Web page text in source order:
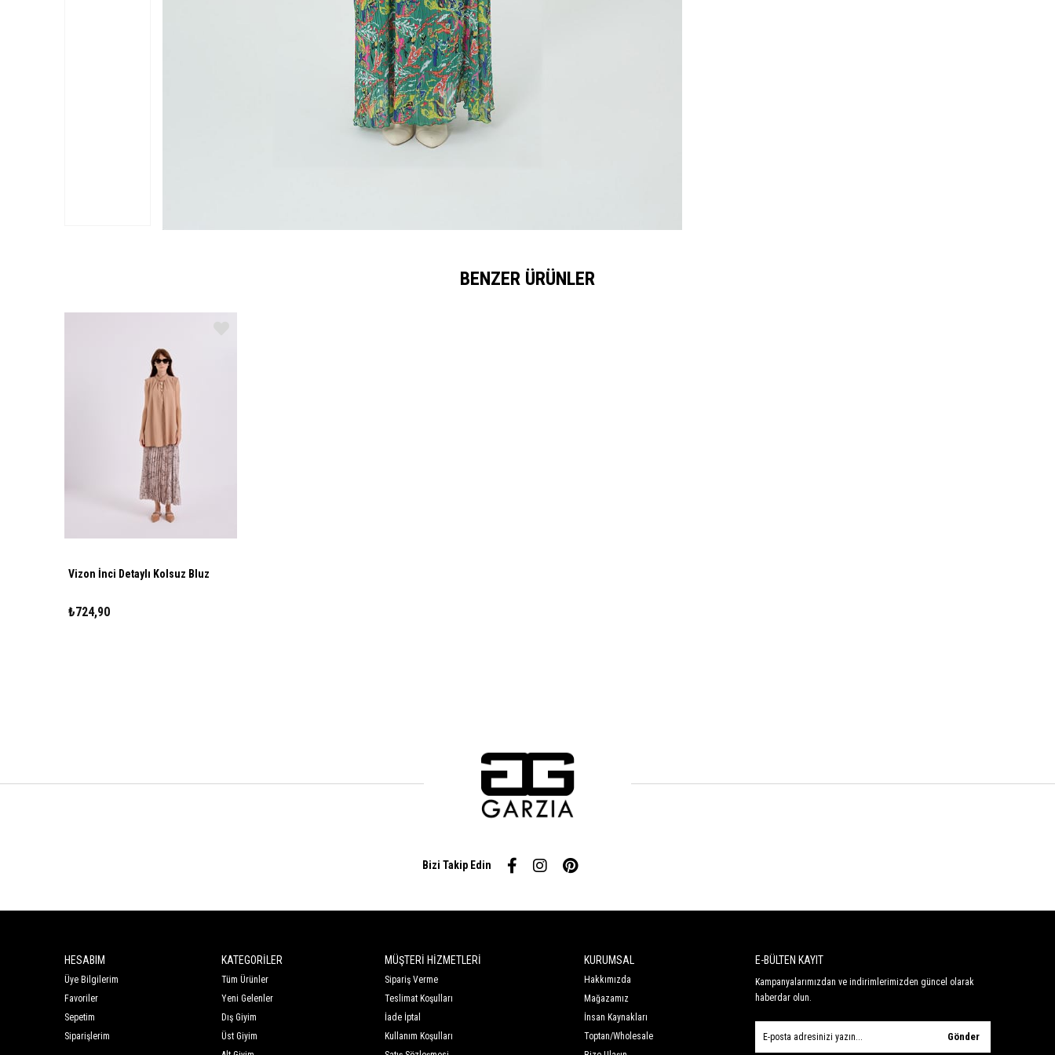
BENZER ÜRÜNLER
Vizon İnci Detaylı Kolsuz Bluz
₺724,90
Bizi Takip Edin
HESABIM
Üye Bilgilerim
Favoriler
Sepetim
Siparişlerim
KATEGORİLER
Tüm Ürünler
Yeni Gelenler
Dış Giyim
Üst Giyim
MÜŞTERİ HİZMETLERİ
Sipariş Verme
Teslimat Koşulları
İade İptal
Kullanım Koşulları
KURUMSAL
Hakkımızda
Mağazamız
İnsan Kaynakları
Toptan/Wholesale
E-BÜLTEN KAYIT
Kampanyalarımızdan ve indirimlerimizden güncel olarak
haberdar olun.
Gönder